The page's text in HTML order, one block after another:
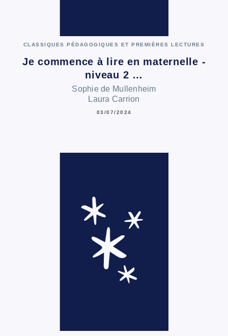
CLASSIQUES PÉDAGOGIQUES ET PREMIÈRES LECTURES
Je commence à lire en maternelle -
niveau 2 …
Sophie de Mullenheim
Laura Carrion
03/07/2024